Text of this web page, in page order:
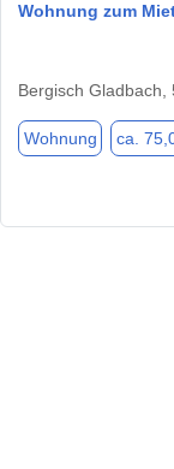
Wohnung zum
Bergisch Gladbach,
Wohnung ca.